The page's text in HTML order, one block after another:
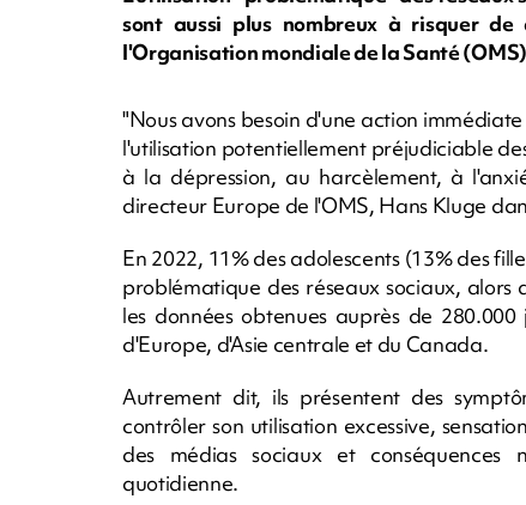
sont aussi plus nombreux à risquer
l'Organisation mondiale de la Santé
"Nous avons besoin d'une action
l'utilisation potentiellement préjudiciable
à la dépression, au harcèlement, à
directeur Europe de l'OMS, Hans Kluge
En 2022, 11% des adolescents (13% des
problématique des réseaux sociaux,
les données obtenues auprès de
d'Europe, d'Asie centrale et du Canada.
Autrement dit, ils présentent des
contrôler son utilisation excessive,
des médias sociaux et conséquences
quotidienne.